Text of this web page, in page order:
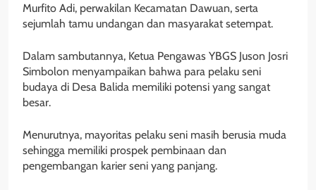
Murfito Adi, perwakilan Kecamatan Dawuan, serta
sejumlah tamu undangan dan masyarakat setempat.
Dalam sambutannya, Ketua Pengawas YBGS Juson Josri
Simbolon menyampaikan bahwa para pelaku seni
budaya di Desa Balida memiliki potensi yang sangat
besar.
Menurutnya, mayoritas pelaku seni masih berusia muda
sehingga memiliki prospek pembinaan dan
pengembangan karier seni yang panjang.